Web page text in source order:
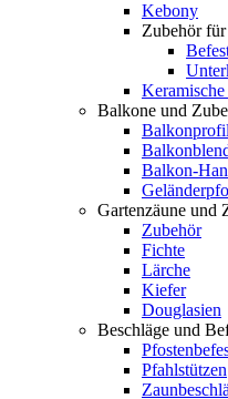
Kebony
Zubehör für
Keramische
Balkone und
Balkon-
Gartenzäune und
Zubehör
Fichte
Lärche
Kiefer
Douglasien
Beschläge und
Pfahlstützen